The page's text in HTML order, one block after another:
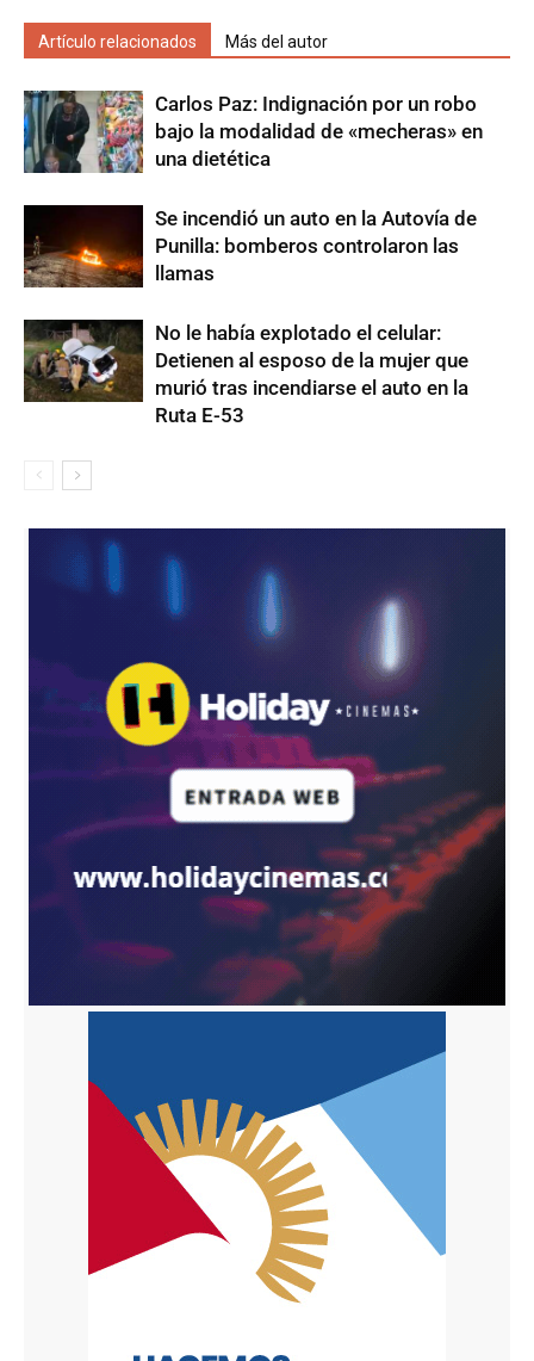
Artículo relacionados Más del autor
Carlos Paz: Indignación por un robo
bajo la modalidad de «mecheras» en
una dietética
Se incendió un auto en la Autovía de
Punilla: bomberos controlaron las
llamas
No le había explotado el celular:
Detienen al esposo de la mujer que
murió tras incendiarse el auto en la
Ruta E-53